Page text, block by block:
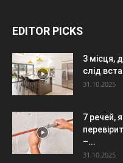
EDITOR PICKS
3 місця,
слід
31.10.2025
7 речей,
–...
31.10.2025